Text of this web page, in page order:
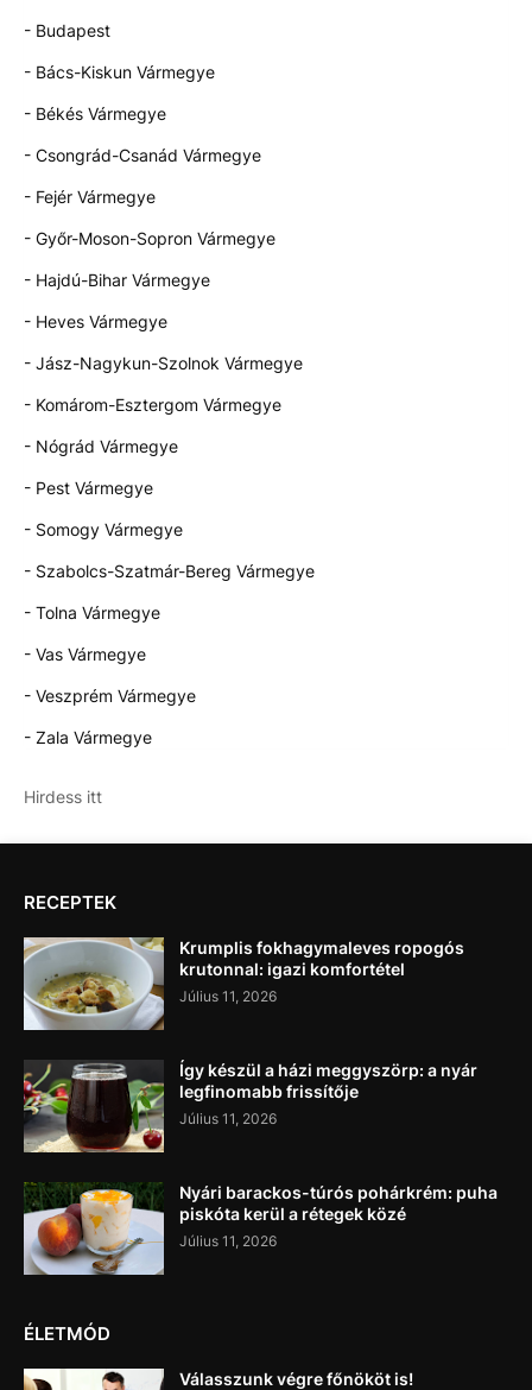
- Budapest
- Bács-Kiskun Vármegye
- Békés Vármegye
- Csongrád-Csanád Vármegye
- Fejér Vármegye
- Győr-Moson-Sopron Vármegye
- Hajdú-Bihar Vármegye
- Heves Vármegye
- Jász-Nagykun-Szolnok Vármegye
- Komárom-Esztergom Vármegye
- Nógrád Vármegye
- Pest Vármegye
- Somogy Vármegye
- Szabolcs-Szatmár-Bereg Vármegye
- Tolna Vármegye
- Vas Vármegye
- Veszprém Vármegye
- Zala Vármegye
Hirdess itt
RECEPTEK
Krumplis fokhagymaleves ropogós
krutonnal: igazi komfortétel
Július 11, 2026
Így készül a házi meggyszörp: a nyár
legfinomabb frissítője
Július 11, 2026
Nyári barackos-túrós pohárkrém: puha
piskóta kerül a rétegek közé
Július 11, 2026
ÉLETMÓD
Válasszunk végre főnököt is!